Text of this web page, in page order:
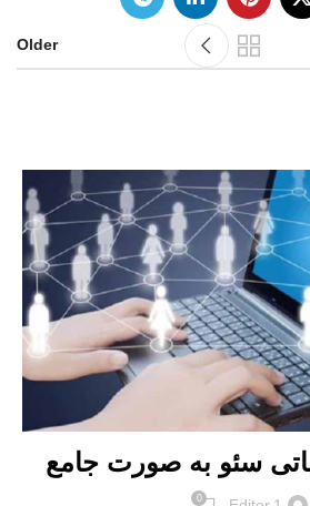
Older
سئو به صورت جامع
0